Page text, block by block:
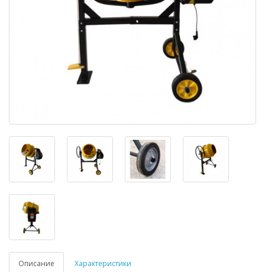
Описание Характеристики